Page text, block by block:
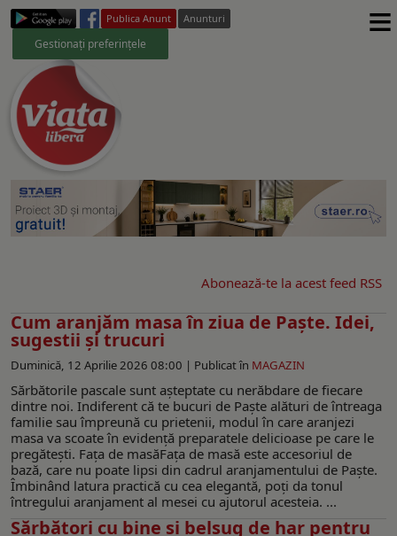
Publica Anunt Anunturi
Gestionați preferințele ≡
Abonează-te la acest feed RSS
Cum aranjăm masa în ziua de Paște. Idei,
sugestii şi trucuri
Duminică, 12 Aprilie 2026 08:00 | Publicat în MAGAZIN
Sărbătorile pascale sunt așteptate cu nerăbdare de fiecare
dintre noi. Indiferent că te bucuri de Paște alături de întreaga
familie sau împreună cu prietenii, modul în care aranjezi
masa va scoate în evidență preparatele delicioase pe care le
pregătești. Fața de masăFața de masă este accesoriul de
bază, care nu poate lipsi din cadrul aranjamentului de Paște.
Îmbinând latura practică cu cea elegantă, poți da tonul
întregului aranjament al mesei cu ajutorul acesteia. ...
Sărbători cu bine şi belşug de har pentru